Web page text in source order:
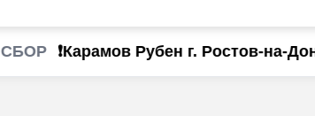
❗Карамов Рубен г. Ростов-на-Дону❗